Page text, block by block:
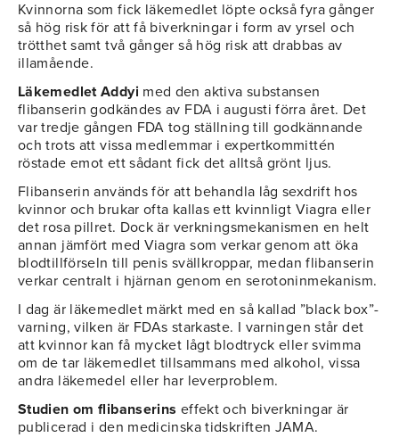
Kvinnorna som fick läkemedlet löpte också fyra gånger
så hög risk för att få biverkningar i form av yrsel och
trötthet samt två gånger så hög risk att drabbas av
illamående.
Läkemedlet Addyi med den aktiva substansen
flibanserin godkändes av FDA i augusti förra året. Det
var tredje gången FDA tog ställning till godkännande
och trots att vissa medlemmar i expertkommittén
röstade emot ett sådant fick det alltså grönt ljus.
Flibanserin används för att behandla låg sexdrift hos
kvinnor och brukar ofta kallas ett kvinnligt Viagra eller
det rosa pillret. Dock är verkningsmekanismen en helt
annan jämfört med Viagra som verkar genom att öka
blodtillförseln till penis svällkroppar, medan flibanserin
verkar centralt i hjärnan genom en serotoninmekanism.
I dag är läkemedlet märkt med en så kallad ”black box”-
varning, vilken är FDAs starkaste. I varningen står det
att kvinnor kan få mycket lågt blodtryck eller svimma
om de tar läkemedlet tillsammans med alkohol, vissa
andra läkemedel eller har leverproblem.
Studien om flibanserins effekt och biverkningar är
publicerad i den medicinska tidskriften JAMA.